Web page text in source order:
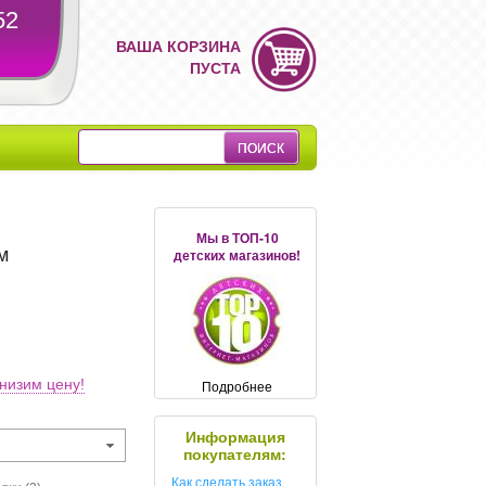
ВАША КОРЗИНА
ПУСТА
цену!
Мы в ТОП-10
детских магазинов!
Подробнее
Информация
покупателям:
Как сделать заказ